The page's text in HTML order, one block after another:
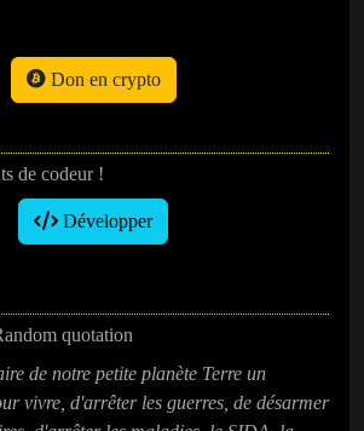
Don en crypto
de codeur !
Développer
de notre petite planète Terre un
vivre, d'arrêter les guerres, de désarmer